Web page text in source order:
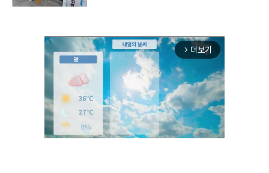
arrow_forward_ios 더보기